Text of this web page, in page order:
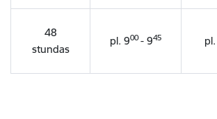
48
stundas
pl. 900- 945